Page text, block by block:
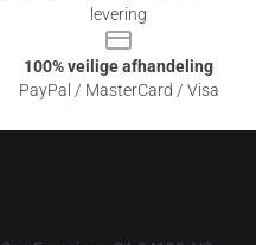
levering
100% veilige afhandeling
PayPal / MasterCard / Visa